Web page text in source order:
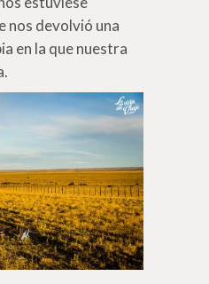
nos devolvió una
en la que nuestra